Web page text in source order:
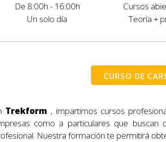
De 8:00h - 16:00h
Un solo día
Cursos
Teoría +
CURSO DE
Trekform , impartimos cursos
como a particulares que
Nuestra formación te permitirá